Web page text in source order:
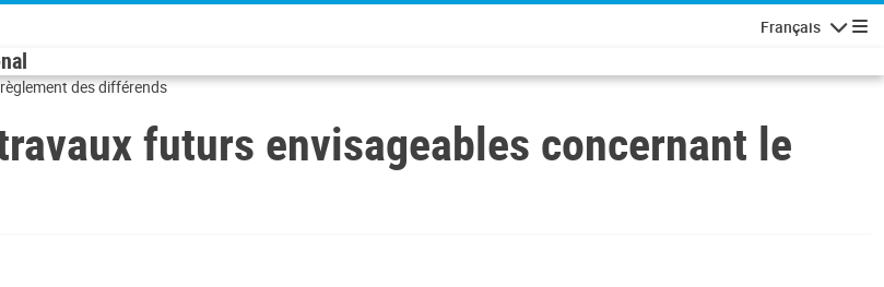
Français
des différends
futurs envisageables concernant le